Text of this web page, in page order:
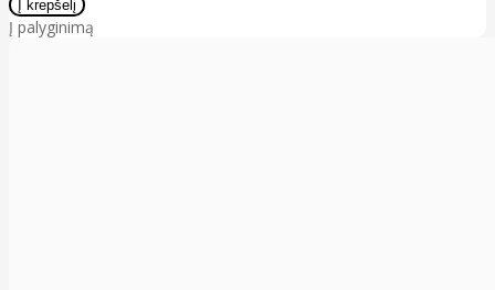
Į palyginimą